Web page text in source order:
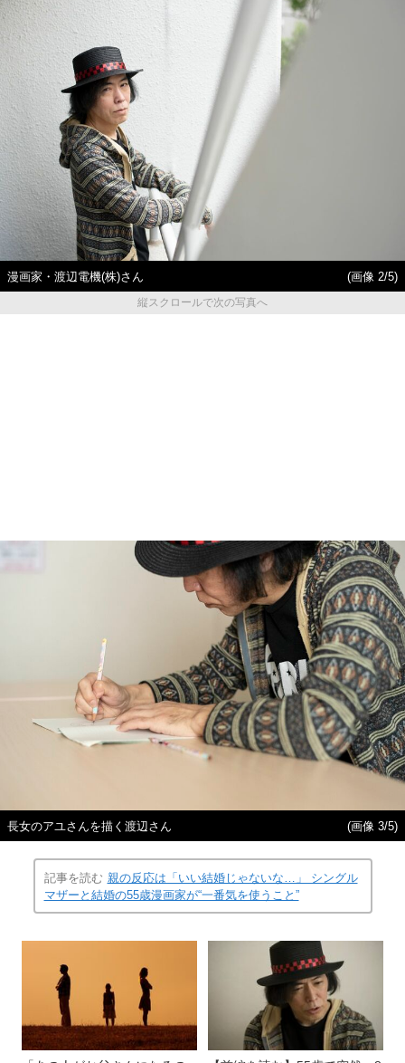
漫画家・渡辺電機(株)さん
(画像 2/5)
縦スクロールで次の写真へ
長女のアユさんを描く渡辺さん (画像 3/5)
記事を読む 親の反応は「いい結婚じゃないな…」 シングル
マザーと結婚の55歳漫画家が“一番気を使うこと”